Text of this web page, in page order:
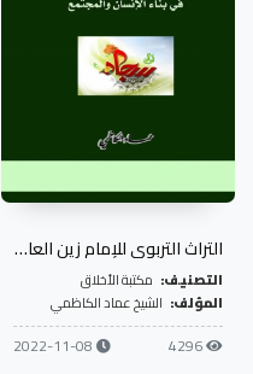
التراث التربوي للإمام زين العابدين في بناء الإنسان والمجتمع
التصنيف: مكتبة الأخلاق
المؤلف: الشيخ عماد الكاظمي
4296
2022-11-08